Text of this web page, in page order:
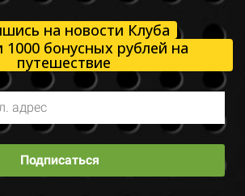
на новости Клуба
1000 бонусных рублей на
путешествие
Подписаться